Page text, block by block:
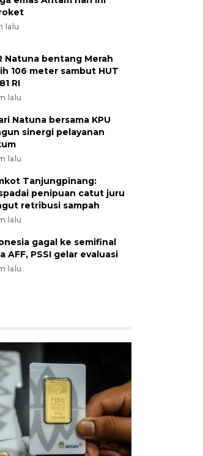
lalu
Natuna bentang Merah
106 meter sambut HUT
RI
lalu
Natuna bersama KPU
sinergi pelayanan
lalu
Tanjungpinang:
penipuan catut juru
retribusi sampah
lalu
gagal ke semifinal
AFF, PSSI gelar evaluasi
lalu